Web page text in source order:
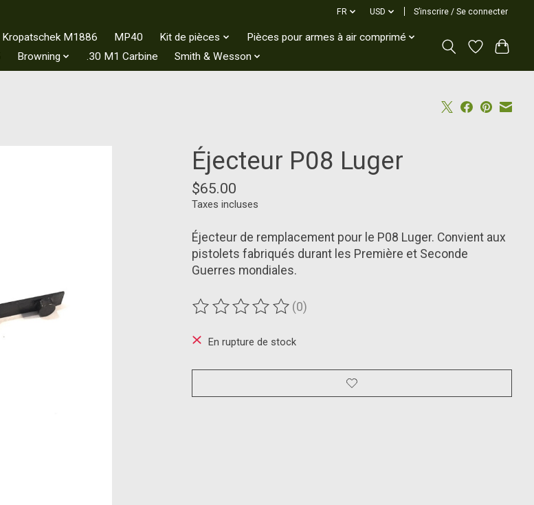
FR USD S’inscrire / Se connecter
Kropatschek M1886 MP40 Kit de pièces
Pièces pour armes à air comprimé
Browning .30 M1 Carbine Smith & Wesson
Éjecteur P08 Luger
$65.00
Taxes incluses
Éjecteur de remplacement pour le P08 Luger. Convient aux
pistolets fabriqués durant les Première et Seconde
Guerres mondiales.
Ce produit est évalué à
(0)
En rupture de stock